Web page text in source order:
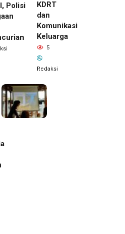
Polisi
KDRT
dan
Komunikasi
Keluarga
5
Redaksi